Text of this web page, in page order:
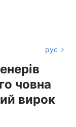
рус
човна
вирок